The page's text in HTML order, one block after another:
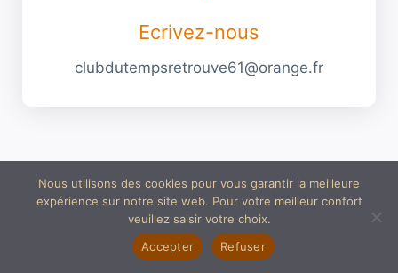
Ecrivez-nous
clubdutempsretrouve61@orange.fr
Nous utilisons des cookies pour vous garantir la meilleure
expérience sur notre site web. Pour votre meilleur confort
veuillez saisir votre choix.
Accepter
Refuser